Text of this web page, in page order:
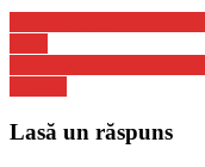
Lasă un răspuns